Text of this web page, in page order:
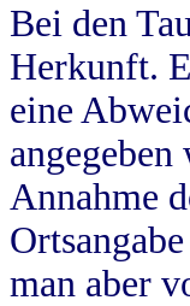
Bei den
Herkunft.
eine
Annahme
man aber